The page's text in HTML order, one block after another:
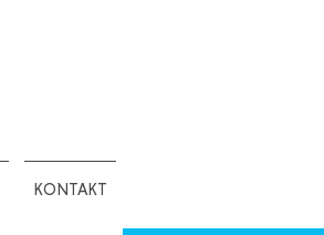
KONTAKT